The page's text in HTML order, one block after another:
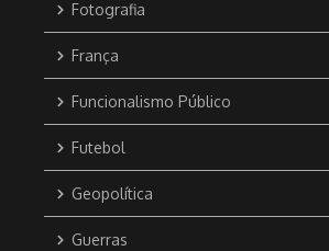
Fotografia
França
Funcionalismo Público
Futebol
Geopolítica
Guerras